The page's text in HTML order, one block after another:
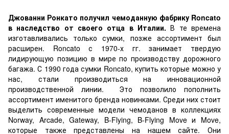
Джованни Ронкато получил чемоданную фабрику Roncato
в наследство от своего отца в Италии. В те времена
изготавливались только сумки, позже ассортимент был
расширен. Roncato с 1970-х гг. занимает твердую
лидирующую позицию в мире по производству дорожного
багажа. С 1990 года сумки Roncato, купить которые можно у
нас, стали производиться на инновационной
производственной линии. Это позволило пополнить
ассортимент именитого бренда новинками. Среди них стоит
выделить современные модели чемоданов в коллекциях
Norway, Arcade, Gateway, B-Flying, B-Flying Move и Move,
которые также представлены на нашем сайте. Они